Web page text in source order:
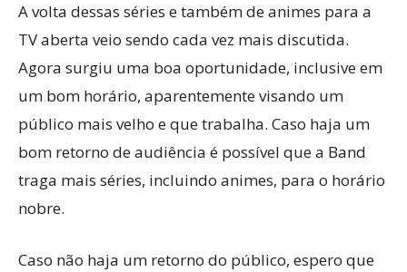
A volta dessas séries e também de animes para a
TV aberta veio sendo cada vez mais discutida.
Agora surgiu uma boa oportunidade, inclusive em
um bom horário, aparentemente visando um
público mais velho e que trabalha. Caso haja um
bom retorno de audiência é possível que a Band
traga mais séries, incluindo animes, para o horário
nobre.
Caso não haja um retorno do público, espero que